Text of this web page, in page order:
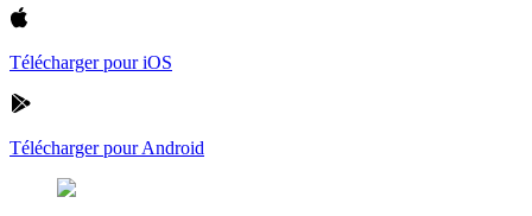
Télécharger pour iOS
Télécharger pour Android